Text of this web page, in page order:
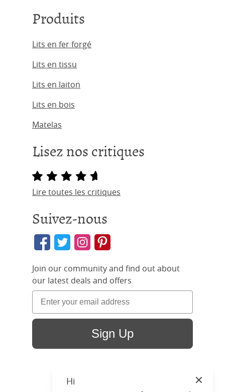
Produits
Lits en fer forgé
Lits en tissu
Lits en laiton
Lits en bois
Matelas
Lisez nos critiques
Lire toutes les critiques
Suivez-nous
Join our community and find out about
our latest deals and offers
Sign Up
Hi
Close